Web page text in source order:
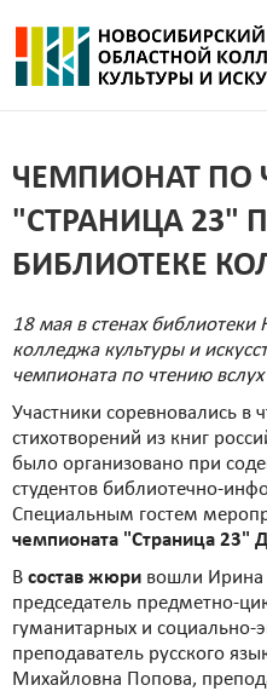
ЧЕМПИОНАТ ПО
"СТРАНИЦА 23"
БИБЛИОТЕКЕ
18 мая в стенах библиотеки
колледжа культуры и
чемпионата по чтению
Участники соревновались в
стихотворений из книг
было организовано при
студентов библиотечно-
Специальным гостем
чемпионата "Страница 23"
В состав жюри вошли Ирина
председатель предметно-
гуманитарных и социально-
преподаватель русского
Михайловна Попова,